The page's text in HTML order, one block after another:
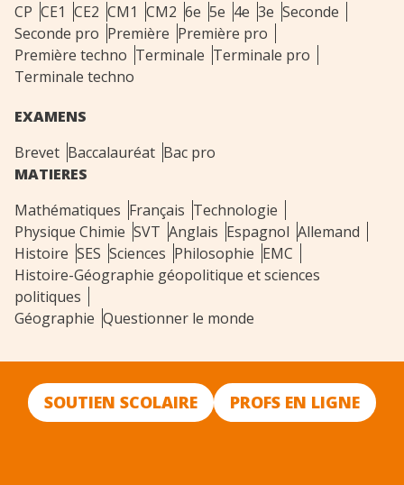
CP CE1 CE2 CM1 CM2 6e 5e 4e 3e Seconde
Seconde pro Première Première pro
Première techno Terminale Terminale pro
Terminale techno
EXAMENS
Brevet Baccalauréat Bac pro
MATIERES
Mathématiques Français Technologie
Physique Chimie SVT Anglais Espagnol Allemand
Histoire SES Sciences Philosophie EMC
Histoire-Géographie géopolitique et sciences
politiques
Géographie Questionner le monde
SOUTIEN SCOLAIRE PROFS EN LIGNE